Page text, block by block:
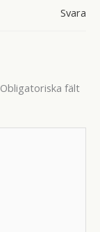
Svara
Obligatoriska fält